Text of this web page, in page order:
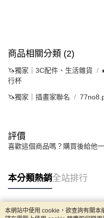
商品相關分類 (2)
🦄獨家｜3C配件、生活雜貨
行杯
🦄獨家｜插畫家聯名
評價
喜歡這個商品嗎？購買後給他
本分類熱銷全站排行
本網站中使用 cookie，欲查詢有關